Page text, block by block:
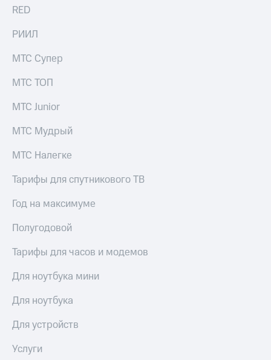
Программа
Порядок
акций
Рынок
Еврооблигации-2023
Уведомление
о
погашении
именных
облигаций
Регистратор
Реквизиты
развитие
На главную
RED
РИИЛ
МТС Супер
МТС ТОП
МТС Junior
МТС Мудрый
МТС Налегке
Тарифы для спутникового ТВ
Год на максимуме
Полугодовой
Тарифы для часов и модемов
Для ноутбука мини
Для ноутбука
Для устройств
Услуги